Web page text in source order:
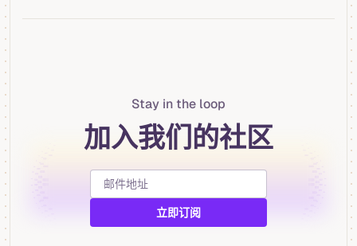
Stay in the loop
加入我们的社区